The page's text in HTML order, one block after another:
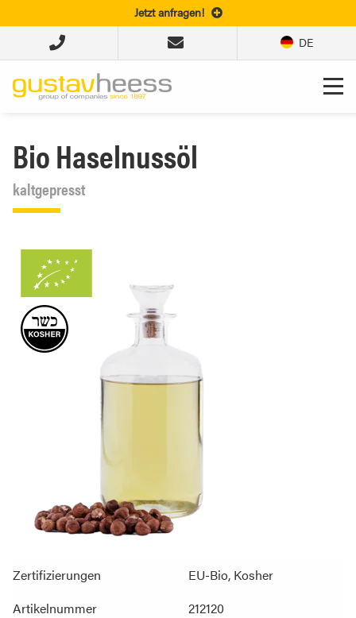
Jetzt anfragen!
DE
Bio Haselnussöl
kaltgepresst
Zertifizierungen
EU-Bio, Kosher
Artikelnummer
212120